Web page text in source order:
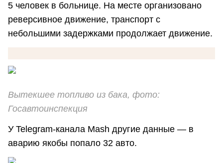
5 человек в больнице. На месте организовано
реверсивное движение, транспорт с
небольшими задержками продолжает движение.
Вытекшее топливо из бака, фото:
Госавтоинспекция
У Telegram-канала Mash другие данные — в
аварию якобы попало 32 авто.